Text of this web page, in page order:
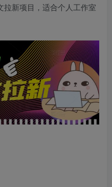
拉新项目，适合个人工作室